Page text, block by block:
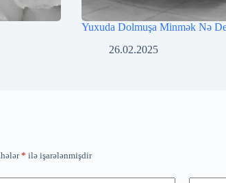
Yuxuda Dolmuşa Minmək Nə
26.02.2025
* ilə işarələnmişdir